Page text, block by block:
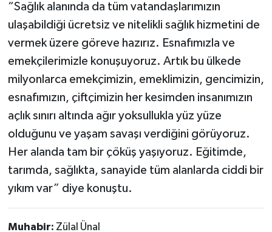
“Sağlık alanında da tüm vatandaşlarımızın
ulaşabildiği ücretsiz ve nitelikli sağlık hizmetini de
vermek üzere göreve hazırız. Esnafımızla ve
emekçilerimizle konuşuyoruz. Artık bu ülkede
milyonlarca emekçimizin, emeklimizin, gencimizin,
esnafımızın, çiftçimizin her kesimden insanımızın
açlık sınırı altında ağır yoksullukla yüz yüze
olduğunu ve yaşam savaşı verdiğini görüyoruz.
Her alanda tam bir çöküş yaşıyoruz. Eğitimde,
tarımda, sağlıkta, sanayide tüm alanlarda ciddi bir
yıkım var” diye konuştu.
Muhabir: Zülal Ünal